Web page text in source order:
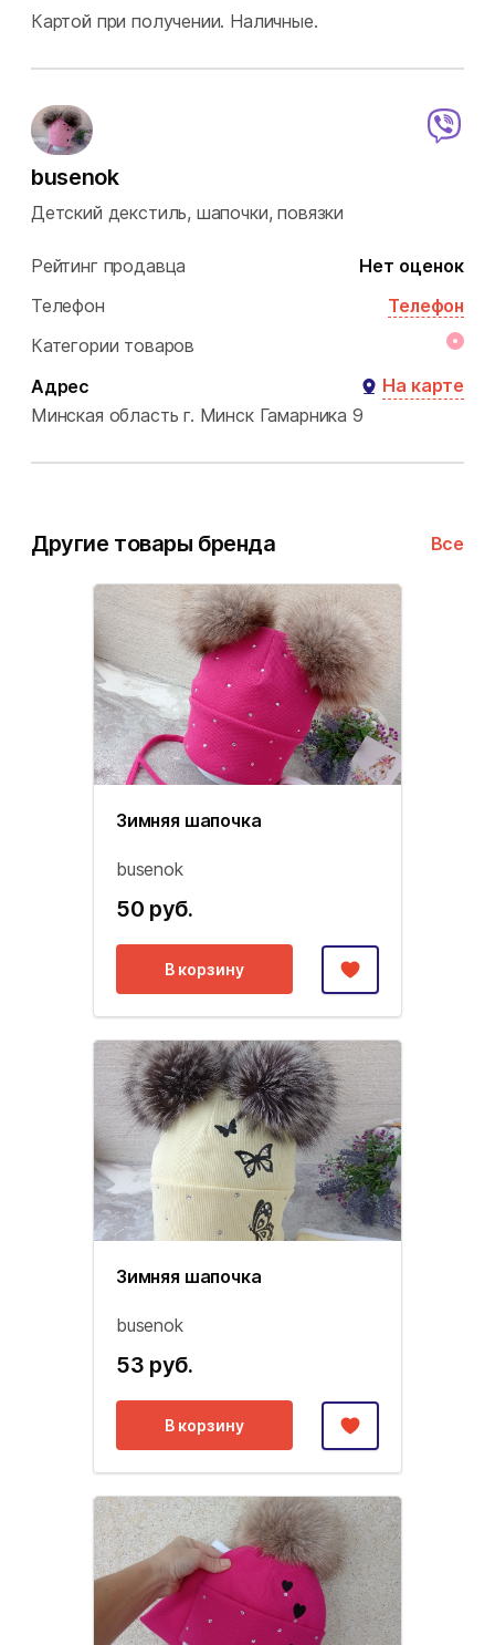
Картой при получении. Наличные.
busenok
Детский декстиль, шапочки, повязки
Рейтинг продавца
Нет оценок
Телефон
Телефон
Категории товаров
Адрес
На карте
Минская область г. Минск Гамарника 9
Другие товары бренда Все
Зимняя шапочка
busenok
50 руб.
В корзину
Зимняя шапочка
busenok
53 руб.
В корзину